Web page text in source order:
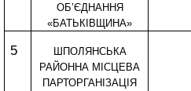
ОБ’ЄДНАННЯ
«БАТЬКІВЩИНА»
5
ШПОЛЯНСЬКА
РАЙОННА МІСЦЕВА
ПАРТОРГАНІЗАЦІЯ